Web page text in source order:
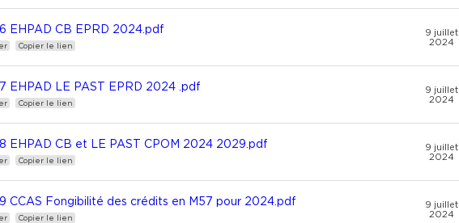
EHPAD CB EPRD 2024.pdf
Copier le lien
9 juillet
2024
EHPAD LE PAST EPRD 2024 .pdf
Copier le lien
9 juillet
2024
EHPAD CB et LE PAST CPOM 2024 2029.pdf
Copier le lien
9 juillet
2024
CCAS Fongibilité des crédits en M57 pour 2024.pdf
Copier le lien
9 juillet
2024